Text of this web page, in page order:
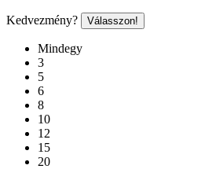
Kedvezmény? Válasszon!
Mindegy
3
5
6
8
10
12
15
20